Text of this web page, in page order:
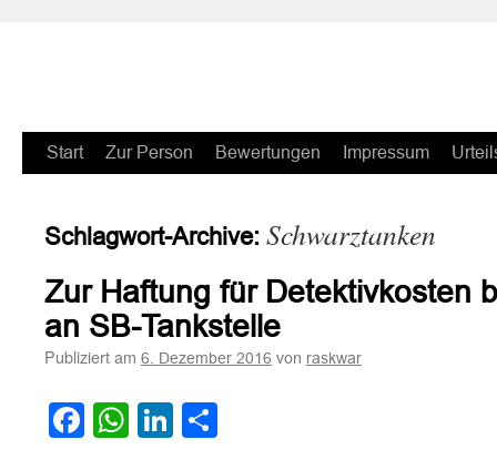
Zum
springen
Start Zur Person Bewertungen Impressum
Schlagwort-Archive: Schwarztanken
Zur Haftung für Detektivkosten
an SB-Tankstelle
Publiziert am 6. Dezember 2016 von raskwar
Facebook
WhatsApp
LinkedIn